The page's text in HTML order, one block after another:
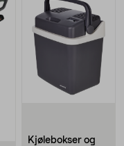
Kjølebokser og